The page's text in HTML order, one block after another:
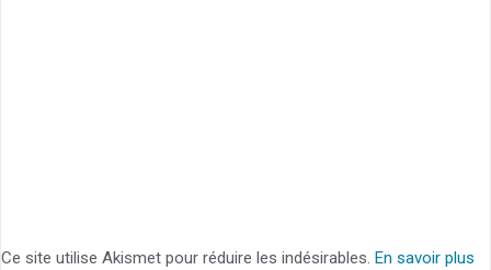
Ce site utilise Akismet pour réduire les indésirables. En savoir plus